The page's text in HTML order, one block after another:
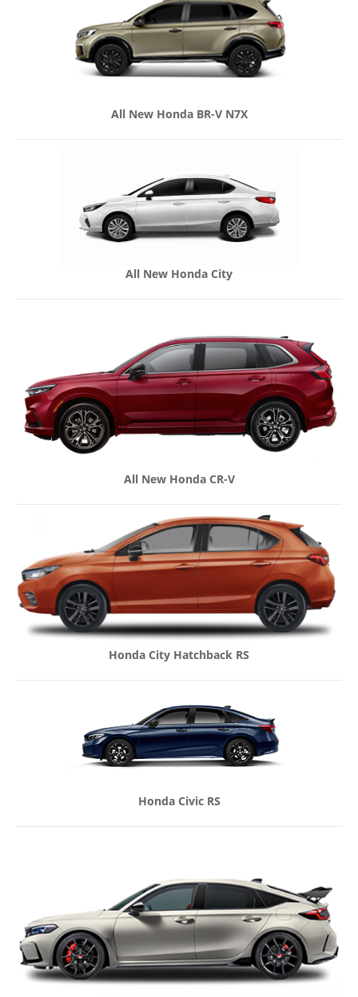
All New Honda BR-V N7X
All New Honda City
All New Honda CR-V
Honda City Hatchback RS
Honda Civic RS